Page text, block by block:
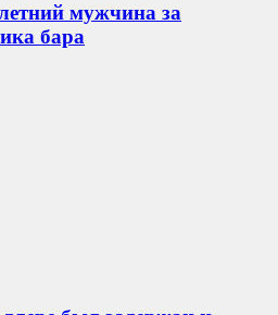
мужчина за
бара